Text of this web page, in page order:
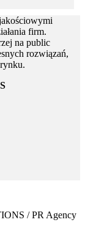
firm.
na public
rozwiązań,
/ PR Agency